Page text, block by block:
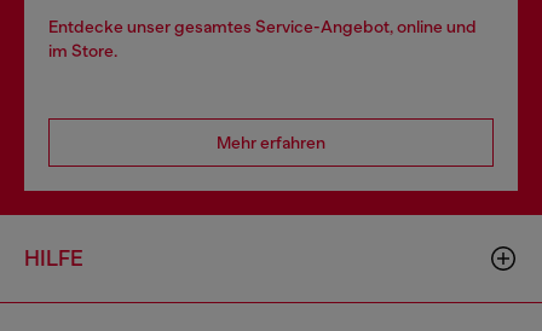
Entdecke unser gesamtes Service-Angebot, online und
im Store.
Mehr erfahren
HILFE